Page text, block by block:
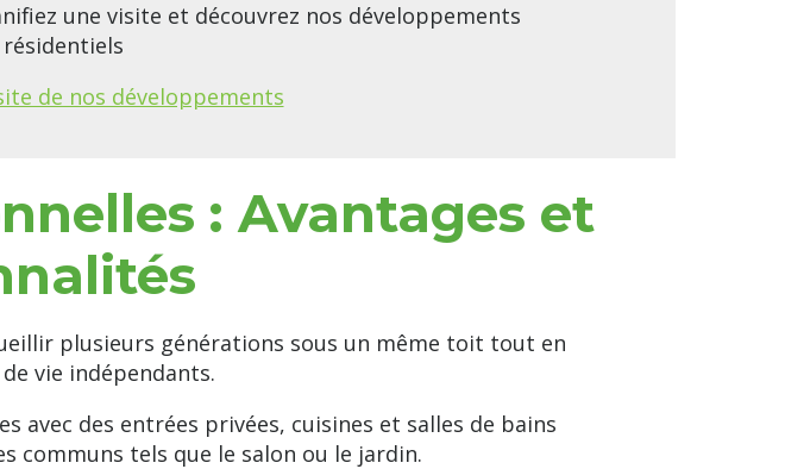
une visite et découvrez nos développements
résidentiels
de nos développements
: Avantages et
plusieurs générations sous un même toit tout en
vie indépendants.
des entrées privées, cuisines et salles de bains
communs tels que le salon ou le jardin.